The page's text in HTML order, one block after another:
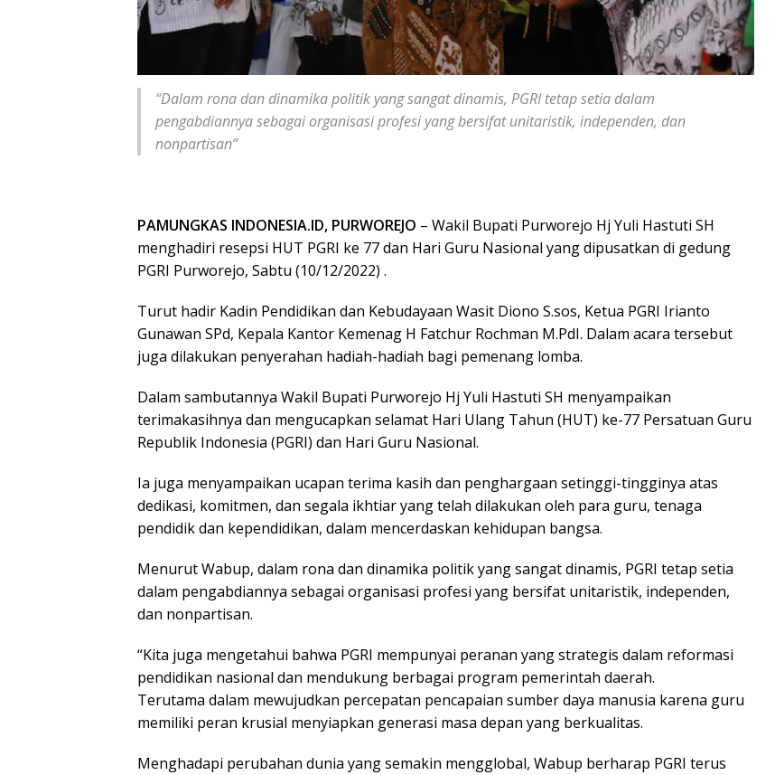
“Dalam rona dan dinamika politik yang sangat dinamis, PGRI tetap setia dalam
pengabdiannya sebagai organisasi profesi yang bersifat unitaristik, independen, dan
nonpartisan”
PAMUNGKAS INDONESIA.ID, PURWOREJO – Wakil Bupati Purworejo Hj Yuli Hastuti SH
menghadiri resepsi HUT PGRI ke 77 dan Hari Guru Nasional yang dipusatkan di gedung
PGRI Purworejo, Sabtu (10/12/2022) .
Turut hadir Kadin Pendidikan dan Kebudayaan Wasit Diono S.sos, Ketua PGRI Irianto
Gunawan SPd, Kepala Kantor Kemenag H Fatchur Rochman M.PdI. Dalam acara tersebut
juga dilakukan penyerahan hadiah-hadiah bagi pemenang lomba.
Dalam sambutannya Wakil Bupati Purworejo Hj Yuli Hastuti SH menyampaikan
terimakasihnya dan mengucapkan selamat Hari Ulang Tahun (HUT) ke-77 Persatuan Guru
Republik Indonesia (PGRI) dan Hari Guru Nasional.
Ia juga menyampaikan ucapan terima kasih dan penghargaan setinggi-tingginya atas
dedikasi, komitmen, dan segala ikhtiar yang telah dilakukan oleh para guru, tenaga
pendidik dan kependidikan, dalam mencerdaskan kehidupan bangsa.
Menurut Wabup, dalam rona dan dinamika politik yang sangat dinamis, PGRI tetap setia
dalam pengabdiannya sebagai organisasi profesi yang bersifat unitaristik, independen,
dan nonpartisan.
“Kita juga mengetahui bahwa PGRI mempunyai peranan yang strategis dalam reformasi
pendidikan nasional dan mendukung berbagai program pemerintah daerah.
Terutama dalam mewujudkan percepatan pencapaian sumber daya manusia karena guru
memiliki peran krusial menyiapkan generasi masa depan yang berkualitas.
Menghadapi perubahan dunia yang semakin mengglobal, Wabup berharap PGRI terus